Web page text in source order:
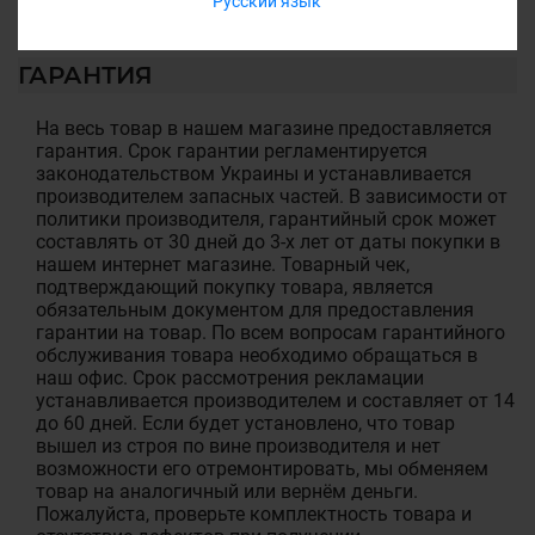
ГАРАНТИЯ
На весь товар в нашем магазине предоставляется
гарантия. Срок гарантии регламентируется
законодательством Украины и устанавливается
производителем запасных частей. В зависимости от
политики производителя, гарантийный срок может
составлять от 30 дней до 3-х лет от даты покупки в
нашем интернет магазине. Товарный чек,
подтверждающий покупку товара, является
обязательным документом для предоставления
гарантии на товар. По всем вопросам гарантийного
обслуживания товара необходимо обращаться в
наш офис. Срок рассмотрения рекламации
устанавливается производителем и составляет от 14
до 60 дней. Если будет установлено, что товар
вышел из строя по вине производителя и нет
возможности его отремонтировать, мы обменяем
товар на аналогичный или вернём деньги.
Пожалуйста, проверьте комплектность товара и